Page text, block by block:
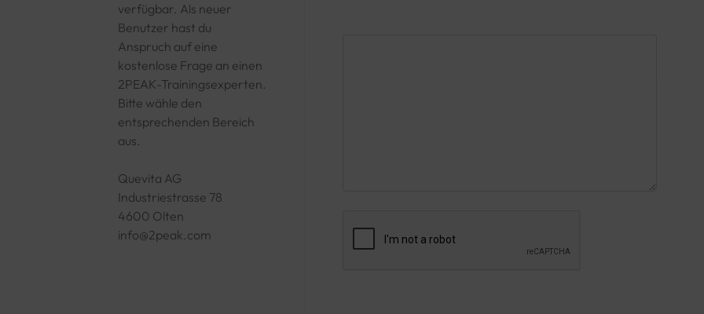
verfügbar. Als neuer
Benutzer hast du
Anspruch auf eine
kostenlose Frage an einen
2PEAK-Trainingsexperten.
Bitte wähle den
entsprechenden Bereich
aus.
Quevita AG
Industriestrasse 78
4600 Olten
info@2peak.com